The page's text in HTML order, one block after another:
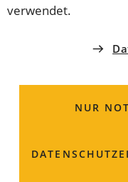
verwendet.
NUR